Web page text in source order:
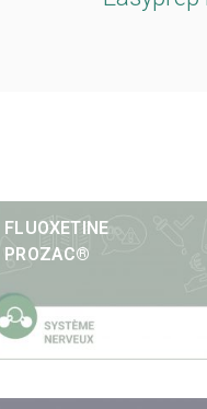
FLUOXETINE
PROZAC®